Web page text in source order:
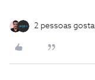
2 pessoas